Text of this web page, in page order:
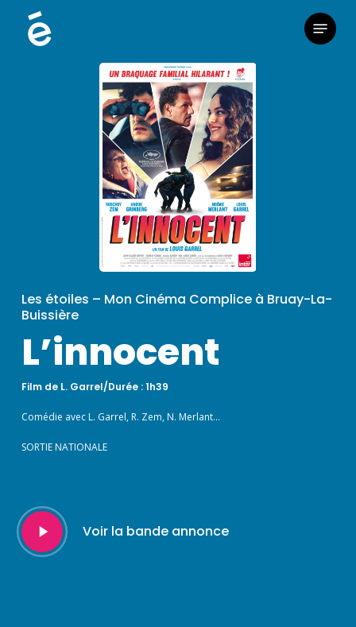
Menu
Les étoiles – Mon Cinéma Complice à Bruay-La-
Buissière
L’innocent
Film de L. Garrel/Durée : 1h39
Comédie avec L. Garrel, R. Zem, N. Merlant…
SORTIE NATIONALE
Play
Video
Voir la bande annonce